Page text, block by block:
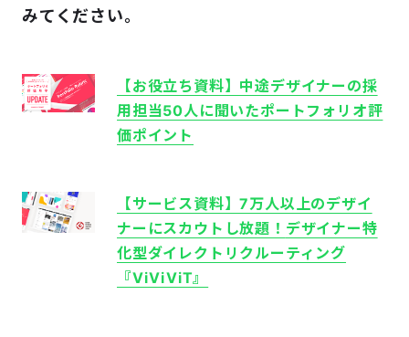
みてください。
【お役立ち資料】中途デザイナーの採
用担当50人に聞いたポートフォリオ評
価ポイント
【サービス資料】7万人以上のデザイ
ナーにスカウトし放題！ デザイナー特
化型ダイレクトリクルーティング
『ViViVi​T』